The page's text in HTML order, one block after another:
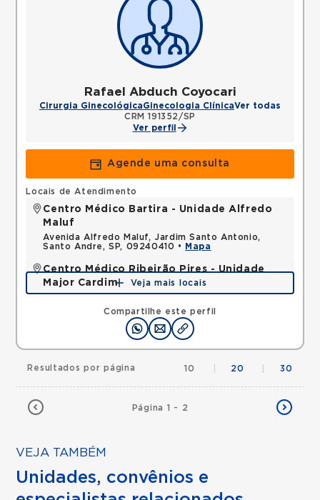
Rafael Abduch Coyocari
Cirurgia GinecológicaGinecologia ClínicaVer todas
CRM 191352/SP
Ver perfil
Agende uma consulta
Compartilhe este perfil
Locais de Atendimento
Centro Médico Bartira - Unidade Alfredo
Maluf
Avenida Alfredo Maluf, Jardim Santo Antonio,
Santo Andre, SP, 09240410 •
Mapa
Centro Médico Ribeirão Pires - Unidade
Major Cardim
Rua Major Cardim, Suissa, Ribeirao Pires, SP,
Mapa
Veja mais locais
Página 1 - 2
Resultados por página 10 20 30
VEJA TAMBÉM
Unidades, convênios e